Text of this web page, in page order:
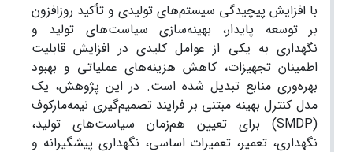
با افزایش پیچیدگی سیستم‌های تولیدی و تأکید روزافزون
بر توسعه پایدار، بهینه‌سازی سیاست‌های تولید و
نگهداری به یکی از عوامل کلیدی در افزایش قابلیت
اطمینان تجهیزات، کاهش هزینه‌های عملیاتی و بهبود
بهره‌وری منابع تبدیل شده است. در این پژوهش، یک
مدل کنترل بهینه مبتنی بر فرایند تصمیم‌گیری نیمه‌مارکوف
(SMDP) برای تعیین هم‌زمان سیاست‌های تولید،
نگهداری، تعمیر، تعمیرات اساسی، نگهداری پیشگیرانه و